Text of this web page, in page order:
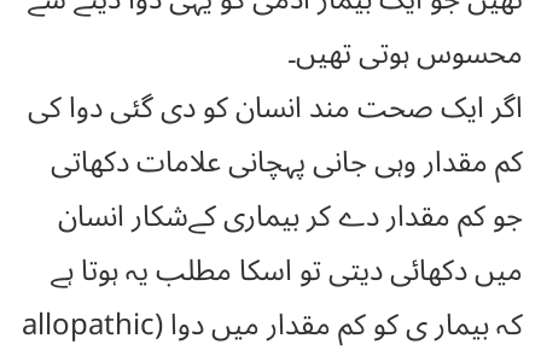
محسوس ہوتی تھیں۔
اگر ایک صحت مند انسان کو دی گئی دوا کی
کم مقدار وہی جانی پہچانی علامات دکھاتی
جو کم مقدار دے کر بیماری کےشکار انسان
میں دکھائی دیتی تو اسکا مطلب یہ ہوتا ہے
کہ بیمار ی کو کم مقدار میں دوا (allopathic